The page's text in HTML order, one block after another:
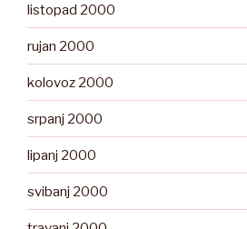
listopad 2000
rujan 2000
kolovoz 2000
srpanj 2000
lipanj 2000
svibanj 2000